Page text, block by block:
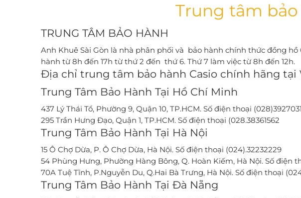
Trung tâm
TRUNG TÂM BẢO HÀNH
Anh Khuê Sài Gòn là nhà phân phối và bảo hành chính thức đồng hồ
hành từ 8h đến 17h từ thứ 2 đến thứ 6. Thứ 7 làm việc từ 8h đến 12h.
Địa chỉ trung tâm bảo hành Casio chính hãng tại
Trung Tâm Bảo Hành Tại Hồ Chí Minh
437 Lý Thái Tổ, Phường 9, Quận 10, TP.HCM. Số điện thoại
295 Trần Hưng Đạo, Quận 1, TP.HCM. Số điện thoại (028.38361562
Trung Tâm Bảo Hành Tại Hà Nội
15 Ô Chợ Dừa, P. Ô Chợ Dừa, Hà Nội. Số điện thoại (024).32232229
54 Phùng Hưng, Phường Hàng Bông, Q. Hoàn Kiếm, Hà Nội. Số điện
70A Tuệ Tĩnh, P.Nguyễn Du, Q.Hai Bà Trưng, Hà Nội. Số điện thoại
Trung Tâm Bảo Hành Tại Đà Nẵng